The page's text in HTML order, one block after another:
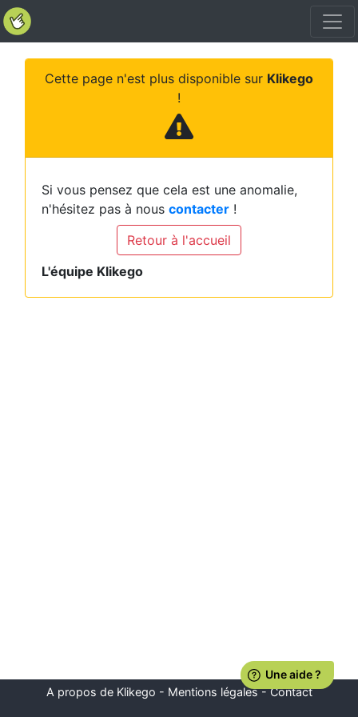
Cette page n'est plus disponible sur Klikego
!
Si vous pensez que cela est une anomalie,
n'hésitez pas à nous contacter !
Retour à l'accueil
L'équipe Klikego
A propos de Klikego - Mentions légales-Contact